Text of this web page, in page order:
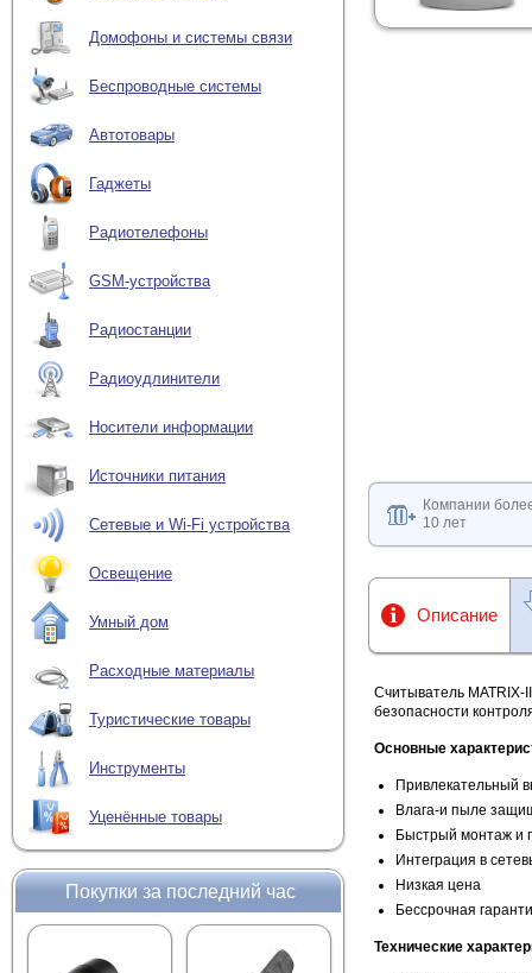
Домофоны и системы связи
Беспроводные системы
Автотовары
Гаджеты
Радиотелефоны
GSM-устройства
Радиостанции
Радиоудлинители
Носители информации
Источники питания
Сетевые и Wi-Fi устройства
Освещение
Умный дом
Расходные материалы
Туристические товары
Инструменты
Уценённые товары
Покупки за последний час
Компании
10 лет
Описание
Считыватель
безопасности
Основные
Привлекательный
Влага-и пыле
Быстрый монтаж и
Интеграция в
Низкая цена
Бессрочная
Технические